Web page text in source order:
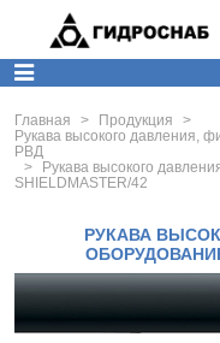
Главная > Продукция
>
Рукава высокого давления,
РВД
>
Рукава высокого
SHIELDMASTER/42
РУКАВА